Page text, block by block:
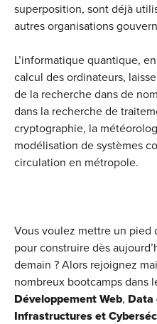
superposition, sont déjà
autres organisations
L’informatique quantique,
calcul des ordinateurs,
de la recherche dans de
dans la recherche de
cryptographie, la
modélisation de systèmes
circulation en métropole.
Vous voulez mettre un pied
pour construire dès
demain ? Alors rejoignez
nombreux bootcamps dans
Développement Web, Data
Infrastructures et